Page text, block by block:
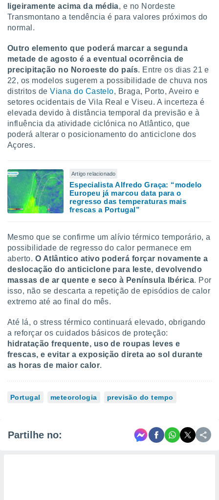
ligeiramente acima da média, e no Nordeste
Transmontano a tendência é para valores próximos do
normal.
Outro elemento que poderá marcar a segunda
metade de agosto é a eventual ocorrência de
precipitação no Noroeste do país. Entre os dias 21 e
22, os modelos sugerem a possibilidade de chuva nos
distritos deViana do Castelo, Braga, Porto, Aveiro e
setores ocidentais de Vila Real e Viseu. A incerteza é
elevada devido à distância temporal da previsão e à
influência da atividade ciclónica no Atlântico, que
poderá alterar o posicionamento do anticiclone dos
Açores.
Artigo relacionado
Especialista Alfredo Graça: “modelo
Europeu já marcou data para o
regresso das temperaturas mais
frescas a Portugal”
Mesmo que se confirme um alívio térmico temporário, a
possibilidade de regresso do calor permanece em
aberto. O Atlântico ativo poderá forçar novamente a
deslocação do anticiclone para leste, devolvendo
massas de ar quente e seco à Península Ibérica. Por
isso, não se descarta a repetição de episódios de calor
extremo até ao final do mês.
Até lá, o stress térmico continuará elevado, obrigando
a reforçar os cuidados básicos de proteção:
hidratação frequente, uso de roupas leves e
frescas, e evitar a exposição direta ao sol durante
as horas de maior calor.
Portugal meteorologia previsão do tempo
Partilhe no: